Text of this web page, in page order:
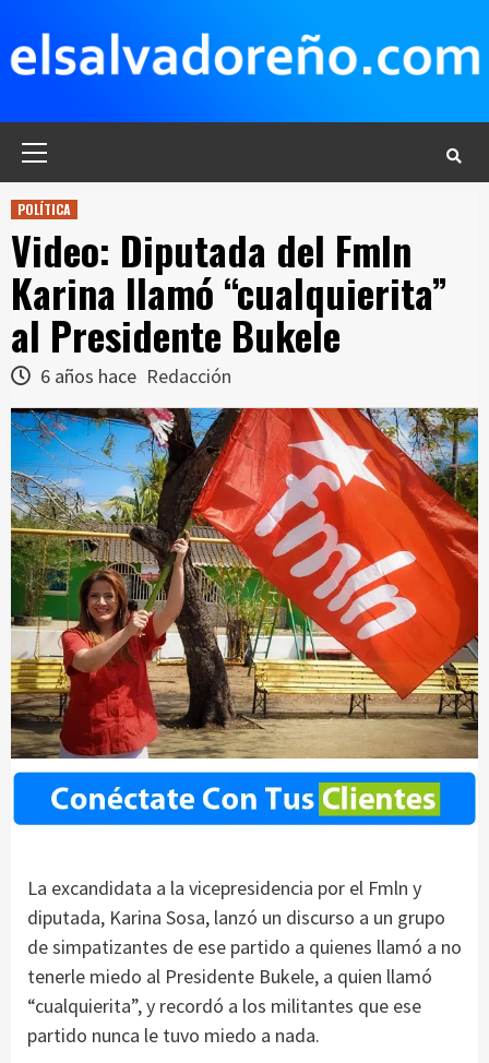
contenido
POLÍTICA
Video: Diputada del Fmln
Karina llamó “cualquierita”
al Presidente Bukele
6 años hace Redacción
La excandidata a la vicepresidencia por el Fmln y
diputada, Karina Sosa, lanzó un discurso a un grupo
de simpatizantes de ese partido a quienes llamó a no
tenerle miedo al Presidente Bukele, a quien llamó
“cualquierita”, y recordó a los militantes que ese
partido nunca le tuvo miedo a nada.